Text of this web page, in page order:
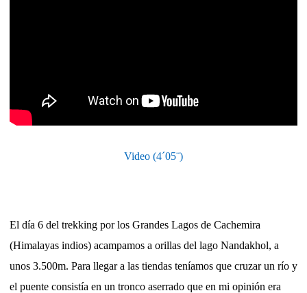
Video (4´05¨)
El día 6 del trekking por los Grandes Lagos de Cachemira
(Himalayas indios) acampamos a orillas del lago Nandakhol, a
unos 3.500m. Para llegar a las tiendas teníamos que cruzar un río y
el puente consistía en un tronco aserrado que en mi opinión era